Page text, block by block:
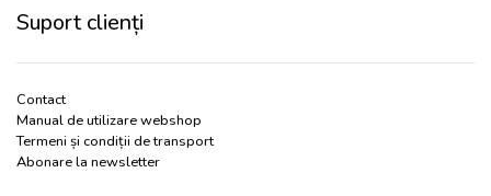
Suport clienți
Contact
Manual de utilizare webshop
Termeni și condiții de transport
Abonare la newsletter